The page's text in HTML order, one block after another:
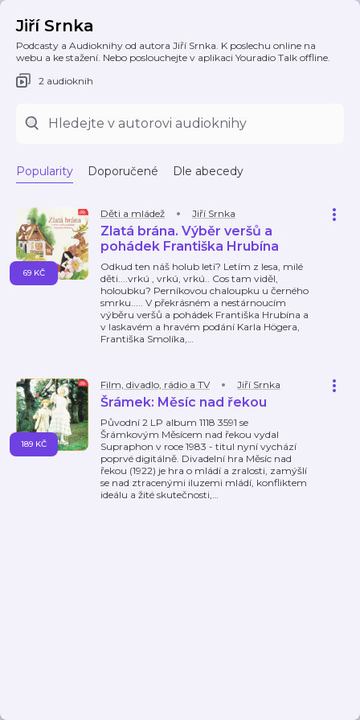
Jiří Srnka
Podcasty a Audioknihy od autora Jiří Srnka. K poslechu online na
webu a ke stažení. Nebo poslouchejte v aplikaci Youradio Talk offline.
2 audioknih
Popularity Doporučené Dle abecedy
Děti a mládež Jiří Srnka
Zlatá brána. Výběr veršů a
pohádek Františka Hrubína
Odkud ten náš holub letí? Letím z lesa, milé
děti....vrkú , vrkú, vrkú.. Cos tam viděl,
holoubku? Perníkovou chaloupku u černého
smrku..... V překrásném a nestárnoucím
výběru veršů a pohádek Františka Hrubína a
v laskavém a hravém podání Karla Högera,
Františka Smolíka,…
69 KČ
Film, divadlo, rádio a TV Jiří Srnka
Šrámek: Měsíc nad řekou
Původní 2 LP album 1118 3591 se
Šrámkovým Měsícem nad řekou vydal
Supraphon v roce 1983 - titul nyní vychází
poprvé digitálně. Divadelní hra Měsíc nad
řekou (1922) je hra o mládí a zralosti, zamýšlí
se nad ztracenými iluzemi mládí, konfliktem
ideálu a žité skutečnosti,…
189 KČ